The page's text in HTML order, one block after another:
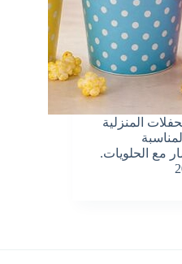
المنزلية
مع الحلويات.